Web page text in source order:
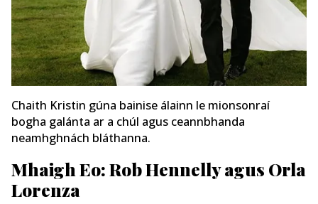
Chaith Kristin gúna bainise álainn le mionsonraí
bogha galánta ar a chúl agus ceannbhanda
neamhghnách bláthanna.
Mhaigh Eo: Rob Hennelly agus Orla
Lorenza